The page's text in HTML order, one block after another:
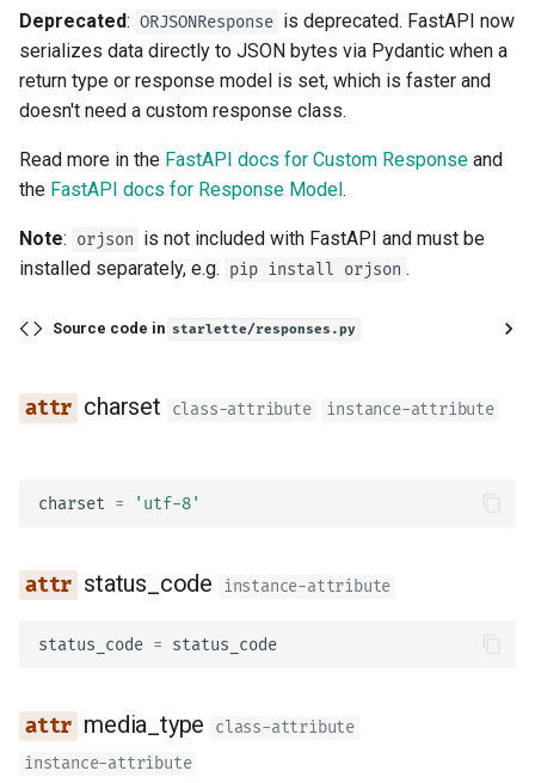
media_type
body
background
headers
set_cookie
body_iterator
charset
media_type
Deprecated: ORJSONResponse is deprecated. FastAPI now
serializes data directly to JSON bytes via Pydantic when a
return type or response model is set, which is faster and
doesn't need a custom response class.
Read more in the FastAPI docs for Custom Response and
the FastAPI docs for Response Model.
Note: orjson is not included with FastAPI and must be
installed separately, e.g. pip install orjson .
Source code in starlette/responses.py
charset class-attribute instance-attribute
charset = 'utf-8'
status_code instance-attribute
status_code = status_code
media_type
class-attribute
instance-attribute